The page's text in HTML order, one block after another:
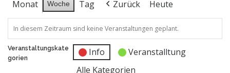
Monat Woche Tag Zurück Heute
In diesem Zeitraum sind keine Veranstaltungen geplant.
Veranstaltungskate
gorien
Info
Veranstalltung
Alle Kategorien